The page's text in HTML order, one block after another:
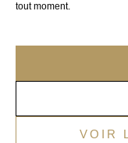
tout moment.
VOIR
Email :
Entrepôt (visite
110 Rue